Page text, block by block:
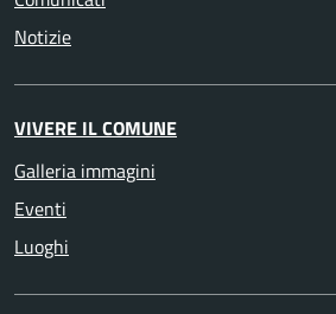
Notizie
VIVERE IL COMUNE
Galleria immagini
Eventi
Luoghi